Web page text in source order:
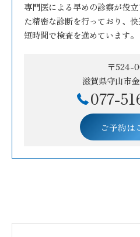
専門医による早めの診察が役
た精密な診断を行っており、
短時間で検査を進めています。
〒524-
滋賀県守山市
077-
ご予約は